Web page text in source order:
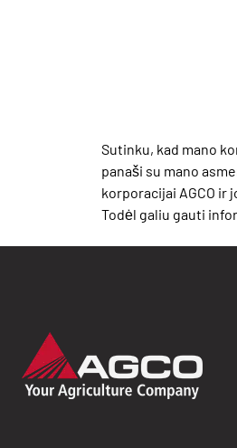
Sutinku, kad mano
panaši su mano
korporacijai AGCO ir
Todėl galiu gauti